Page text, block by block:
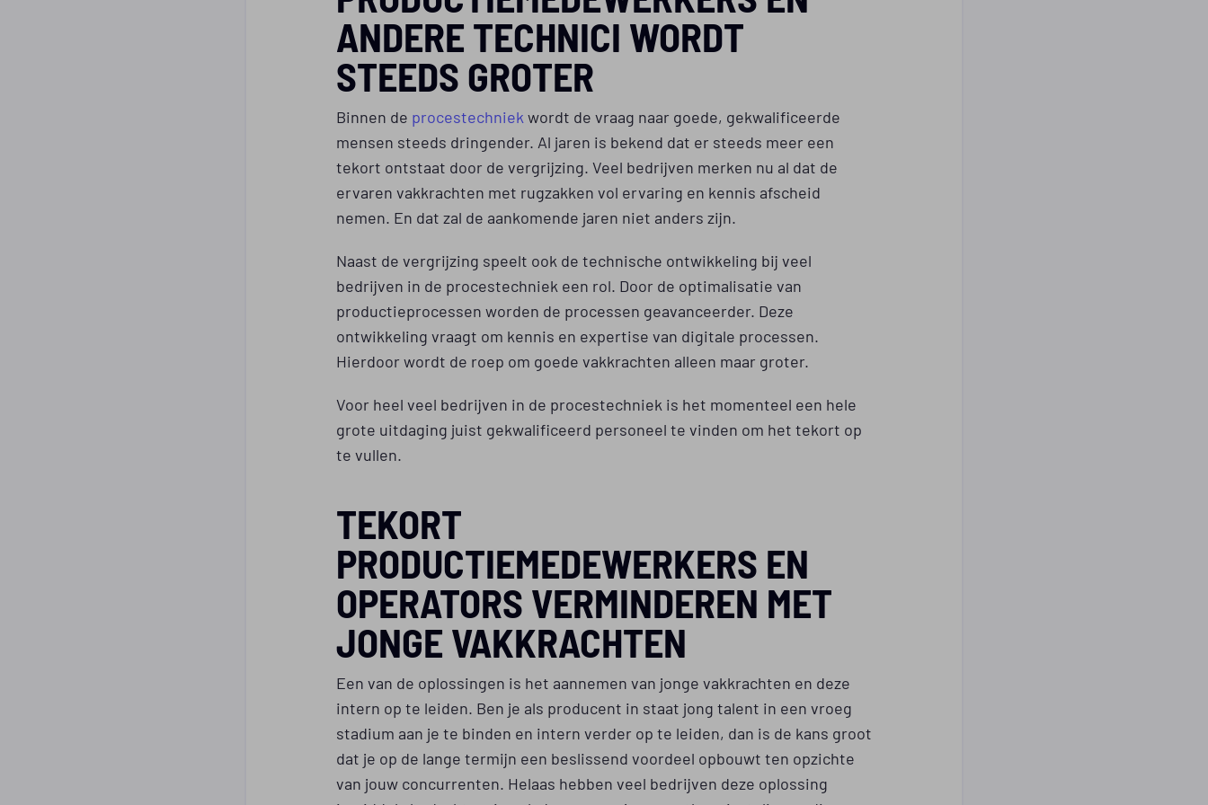
ANDERE TECHNICI WORDT
STEEDS GROTER
Binnen de procestechniek wordt de vraag naar goede, gekwalificeerde
mensen steeds dringender. Al jaren is bekend dat er steeds meer een
tekort ontstaat door de vergrijzing. Veel bedrijven merken nu al dat de
ervaren vakkrachten met rugzakken vol ervaring en kennis afscheid
nemen. En dat zal de aankomende jaren niet anders zijn.
Naast de vergrijzing speelt ook de technische ontwikkeling bij veel
bedrijven in de procestechniek een rol. Door de optimalisatie van
productieprocessen worden de processen geavanceerder. Deze
ontwikkeling vraagt om kennis en expertise van digitale processen.
Hierdoor wordt de roep om goede vakkrachten alleen maar groter.
Voor heel veel bedrijven in de procestechniek is het momenteel een hele
grote uitdaging juist gekwalificeerd personeel te vinden om het tekort op
te vullen.
TEKORT
PRODUCTIEMEDEWERKERS EN
OPERATORS VERMINDEREN MET
JONGE VAKKRACHTEN
Een van de oplossingen is het aannemen van jonge vakkrachten en deze
intern op te leiden. Ben je als producent in staat jong talent in een vroeg
stadium aan je te binden en intern verder op te leiden, dan is de kans groot
dat je op de lange termijn een beslissend voordeel opbouwt ten opzichte
van jouw concurrenten. Helaas hebben veel bedrijven deze oplossing